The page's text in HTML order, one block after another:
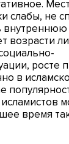
слабы, не
внутреннюю
возрасти
росте
в
время